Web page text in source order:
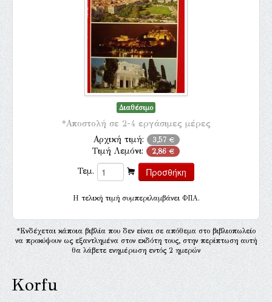
Διαθέσιμο
*Αποστολή σε 2-4 εργάσιμες μέρες
Αρχική τιμή: 3,57 €
Τιμή Λεμόνι: 2,86 €
Τεμ.
H τελική τιμή συμπεριλαμβάνει ΦΠΑ.
*Ενδέχεται κάποια βιβλία που δεν είναι σε απόθεμα στο βιβλιοπωλείο
να προκύψουν ως εξαντλημένα στον εκδότη τους, στην περίπτωση αυτή
θα λάβετε ενημέρωση εντός 2 ημερών
Korfu